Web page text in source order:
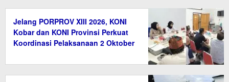
Jelang PORPROV XIII 2026, KONI
Kobar dan KONI Provinsi Perkuat
Koordinasi Pelaksanaan 2 Oktober